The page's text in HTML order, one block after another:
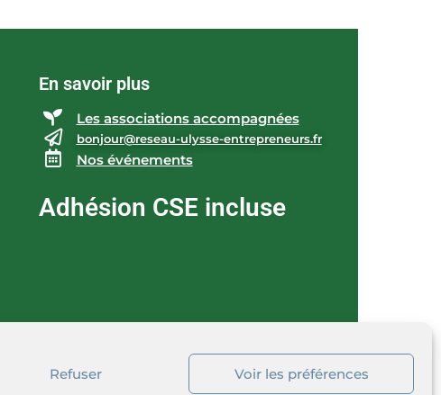
Refuser Voir les préférences
En savoir plus
Les associations accompagnées
bonjour@reseau-ulysse-entrepreneurs.fr
Nos événements
Adhésion CSE incluse